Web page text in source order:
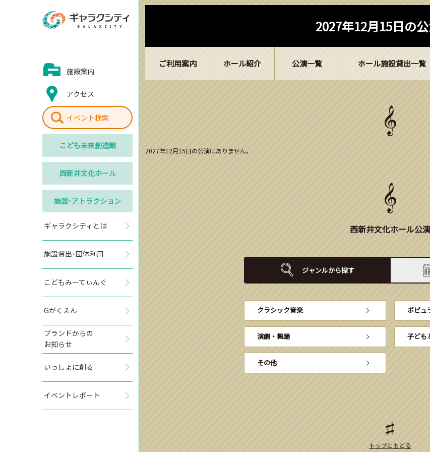
施設案内
アクセス
イベント検索
こども未来創造館
西新井文化ホール
施設･アトラクション
ギャラクシティとは
施設貸出･団体利用
こどもみーてぃんぐ
Gがくえん
ブランドからの
お知らせ
いっしょに創る
イベントレポート
2027年12月15日の
ご利用案内 ホール紹介 公演一覧 ホール施設貸出一覧
2027年12月15日の公演はありません。
西新井文化ホール公演
ジャンルから探す
クラシック音楽 ポピュ
演劇・舞踊 子ども
その他
トップにもどる